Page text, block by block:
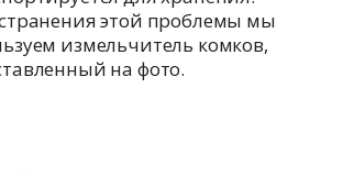
этой проблемы мы
измельчитель комков,
на фото.